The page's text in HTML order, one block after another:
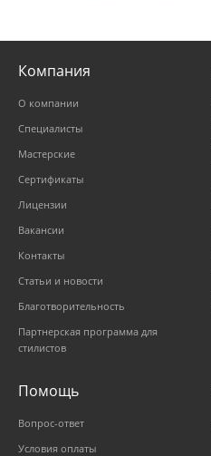
Компания
О компании
Специалисты
Мастерские
Сертификаты
Лицензии
Вакансии
Контакты
Статьи и новости
Благотворительность
Партнерская программа для
стилистов
Помощь
Вопрос-ответ
Условия оплаты